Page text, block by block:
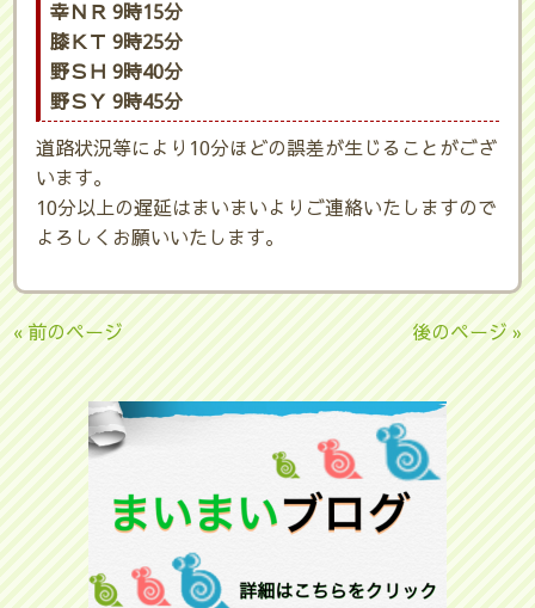
幸ＮＲ 9時15分
膝ＫＴ 9時25分
野ＳＨ 9時40分
野ＳＹ 9時45分
道路状況等により10分ほどの誤差が生じることがござ
います。
10分以上の遅延はまいまいよりご連絡いたしますので
よろしくお願いいたします。
« 前のページ 後のページ »